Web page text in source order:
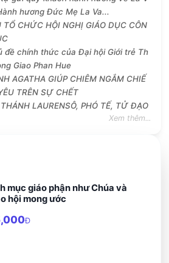
hương Đức Mẹ La Va...
CHỨC HỘI NGHỊ GIÁO DỤC CÔN
đề chính thức của Đại hội Giới trẻ Th
Giao Phan Hue
AGATHA GIÚP CHIÊM NGẮM CHIẾ
TRÊN SỰ CHẾT
LAURENSÔ, PHÓ TẾ, TỬ ĐẠO
Xem thêm...
mục giáo phận như Chúa và
hội mong ước
Đ